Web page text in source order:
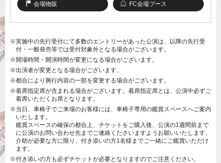
会場物販 FC会場ブース
※実施中の先行受付にて多数のエントリーがあった公演は、以降の先行受
付・一般発売等では受付対象外となる場合がございます。
※開場時間・開演時間が変更になる場合がございます。
※出演者が変更となる場合がございます。
※都合により興行内容の一部を変更する場合がございます。
※着席指定席が含まれる場合がございます。着席指定席とは、公演中必ずご
着席いただくお席となります。
※当日、車椅子でご来場のお客様には、車椅子専用の鑑賞スペースへご案内
いたします。
鑑賞スペースの確保の都合上、チケットをご購入後、公演の1週間前まで
に公演のお問い合わせ先までご連絡くださいますようお願いいたします。
介助が必要な方に限り、付き添いの方1名様までご一緒にご鑑賞いただけ
ます。
※付き添いの方も必ずチケットが必要となりますのでご注意ください。